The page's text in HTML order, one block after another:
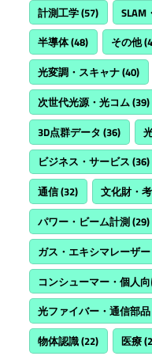
計測工学(57) SLAM
半導体(48) その他
光変調・スキャナ(40)
次世代光源・光コム(39)
3D点群データ (36)
ビジネス・サービス (36)
通信(32) 文化財・
パワー・ビーム計測(29)
ガス・エキシマレーザー
コンシューマー・個人
光ファイバー・通信部品
物体認識(22) 医療